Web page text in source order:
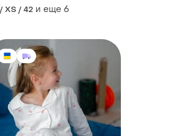
XS / 42 и еще 6